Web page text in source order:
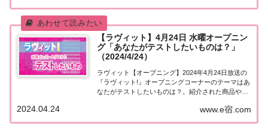
ん」こと遠山景元が北町奉行に就任した日。遠...
【ラヴィット】4月24日 水曜オープニン
グ「あなたがテストしたいものは？」
（2024/4/24）
ラヴィット【オープニング】2024年4月24日放送の
『ラヴィット!』オープニングコーナーのテーマはあ
なたがテストしたいものは？。紹介された商品やお
なたがテストしたいものは？今日4月24日は43年ぶ
りに全国学力テストが実施された日。そこ...
www.e宿.com
2024.04.24